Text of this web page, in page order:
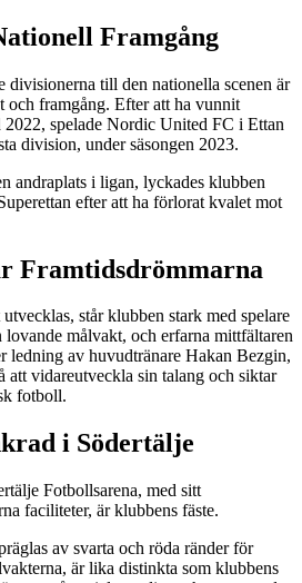
Framgång
divisionerna till den nationella scenen är
och framgång. Efter att ha vunnit
spelade Nordic United FC i Ettan
division, under säsongen 2023.
andraplats i ligan, lyckades klubben
efter att ha förlorat kvalet mot
Framtidsdrömmarna
står klubben stark med spelare
målvakt, och erfarna mittfältaren
ledning av huvudtränare Hakan Bezgin,
vidareutveckla sin talang och siktar
fotboll​​.
i Södertälje
Fotbollsarena, med sitt
faciliteter, är klubbens fäste.
av svarta och röda ränder för
är lika distinkta som klubbens